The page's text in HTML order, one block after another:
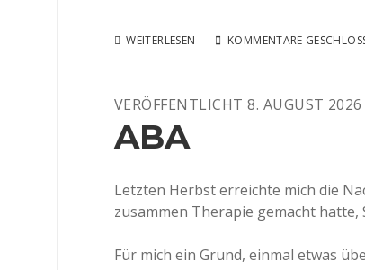
WEITERLESEN FOTOS,
ZERLÄUFT
INEM O
EREINT S
KOMMENTARE
VERÖFFENTLICHT 8. AUGUST 2026
ABA
Letzten Herbst erreichte mich die
zusammen Therapie gemacht
Für mich ein Grund, einmal etwas